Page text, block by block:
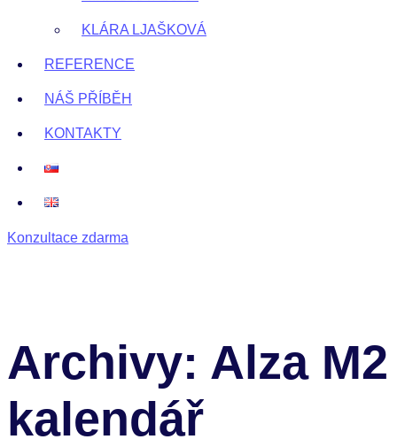
KLÁRA LJAŠKOVÁ
REFERENCE
NÁŠ PŘÍBĚH
KONTAKTY
Konzultace zdarma
Archivy: Alza M2
kalendář